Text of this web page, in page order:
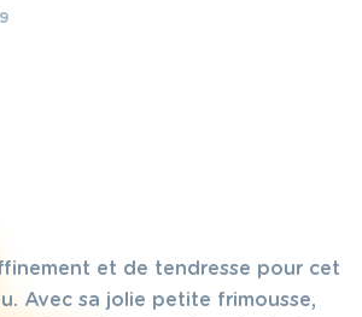
et de tendresse pour cet
Avec sa jolie petite frimousse,